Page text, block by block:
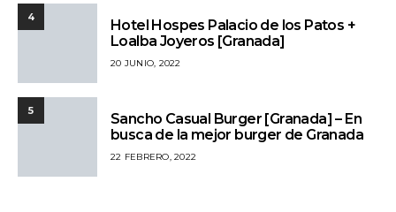
4
Hotel Hospes Palacio de los Patos +
Loalba Joyeros [Granada]
20 JUNIO, 2022
5
Sancho Casual Burger [Granada] – En
busca de la mejor burger de Granada
22 FEBRERO, 2022